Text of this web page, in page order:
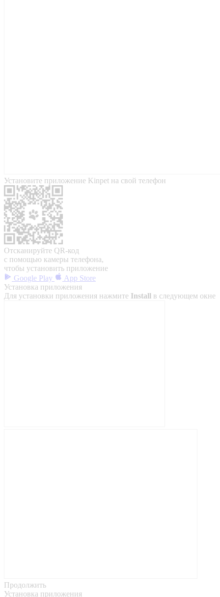
Установите приложение Kinpet на свой телефон
Отсканируйте QR-код
с помощью камеры телефона,
чтобы установить приложение
Google Play
App Store
Установка приложения
Для установки приложения нажмите Install в следующем окне
Продолжить
Установка приложения